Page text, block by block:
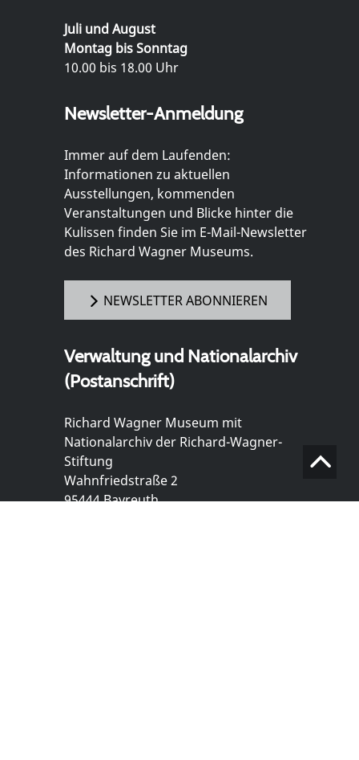
Juli und August
Montag bis Sonntag
10.00 bis 18.00 Uhr
Newsletter-Anmeldung
Immer auf dem Laufenden:
Informationen zu aktuellen
Ausstellungen, kommenden
Veranstaltungen und Blicke hinter die
Kulissen finden Sie im E-Mail-Newsletter
des Richard Wagner Museums.
NEWSLETTER ABONNIEREN
Verwaltung und Nationalarchiv
(Postanschrift)
Richard Wagner Museum mit
Nationalarchiv der Richard-Wagner-
Stiftung
Wahnfriedstraße 2
95444 Bayreuth